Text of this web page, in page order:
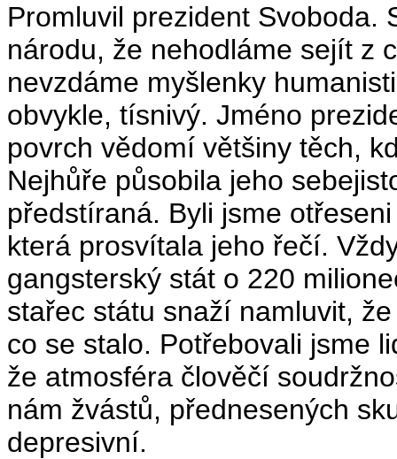
Promluvil prezident Svoboda.
národu, že nehodláme sejít z
nevzdáme myšlenky
obvykle, tísnivý. Jméno
povrch vědomí většiny těch,
Nejhůře působila jeho
předstíraná. Byli jsme
která prosvítala jeho řečí.
gangsterský stát o 220
stařec státu snaží namluvit,
co se stalo. Potřebovali jsme
že atmosféra člověčí
nám žvástů, přednesených
depresivní.